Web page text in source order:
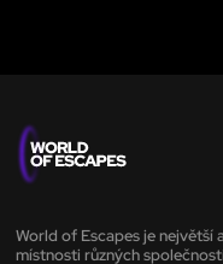
World of Escapes je největší
místnosti různých